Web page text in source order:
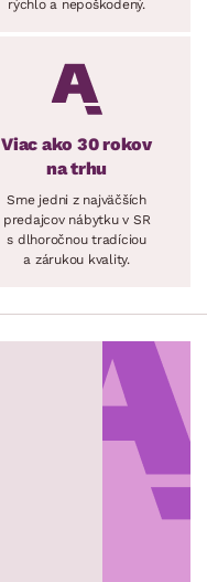
rýchlo a nepoškodený.
Viac ako 30 rokov
na trhu
Sme jedni z najväčších
predajcov nábytku v SR
s dlhoročnou tradíciou
a zárukou kvality.